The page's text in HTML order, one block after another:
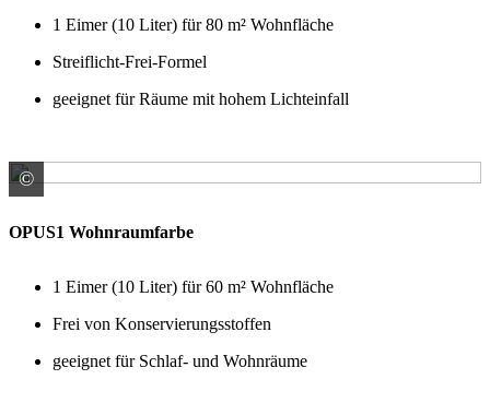
1 Eimer (10 Liter) für 80 m² Wohnfläche
Streiflicht-Frei-Formel
geeignet für Räume mit hohem Lichteinfall
© Rühl Farben GmbH Handelnd im Namen und für RG der
OPUS1 Wohnraumfarbe
1 Eimer (10 Liter) für 60 m² Wohnfläche
Frei von Konservierungsstoffen
geeignet für Schlaf- und Wohnräume